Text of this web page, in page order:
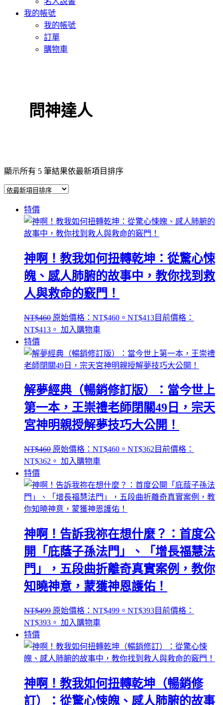
我的帳號
我的帳號
訂單
購物車
問神達人
顯示所有 5 筆結果依最新項目排序
特價
神啊！教我如何扭轉乾坤：從驚心悚
魄、感人肺腑的故事中，教你找到救
人與救命的竅門！
NT$460 原始價格：NT$460。 NT$413目前價格：
NT$413。 加入購物車
特價
解夢經典（暢銷修訂版）：當今世上
第一本，王崇禮老師閉關49日，宗天
宮神明親授解夢技巧大公開！
NT$460 原始價格：NT$460。 NT$362 目前價格：
NT$362。 加入購物車
特價
神啊！告訴我祢在想什麼？：首度公
開「庇蔭子孫法門」、「增長福慧法
門」，五段曲折離奇真實案例，教你
知曉神意，蒙獲神恩護佑！
NT$499 原始價格：NT$499。 NT$393目前價格：
NT$393。 加入購物車
特價
神啊！教我如何扭轉乾坤（暢銷修
訂）：從驚心悚魄、感人肺腑的故事